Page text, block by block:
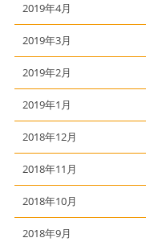
2019年4月
2019年3月
2019年2月
2019年1月
2018年12月
2018年11月
2018年10月
2018年9月